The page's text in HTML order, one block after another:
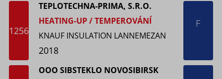
1256
TEPLOTECHNA-PRIMA, S.R.O.
HEATING-UP / TEMPEROVÁNÍ
KNAUF INSULATION LANNEMEZAN
2018
F
OOO SIBSTEKLO NOVOSIBIRSK